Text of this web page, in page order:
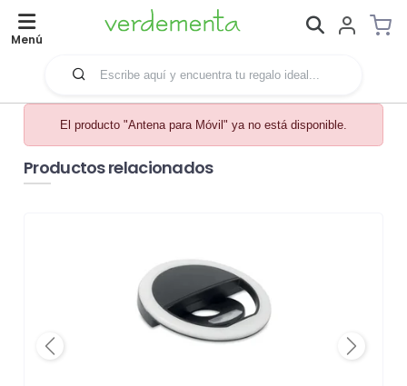
Menú
El producto "Antena para Móvil" ya no está disponible.
Productos relacionados
Previous Next